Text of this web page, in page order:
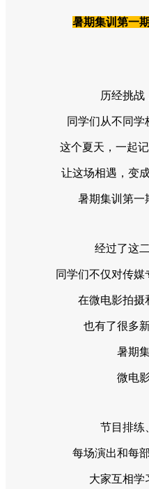
暑期集训第一
历经挑战
同学们从不同学
这个夏天，一起
让这场相遇，变
暑期集训第一
经过了这
同学们不仅对传媒
在微电影拍摄
也有了很多
暑期
微电
节目排练
每场演出和每
大家互相学